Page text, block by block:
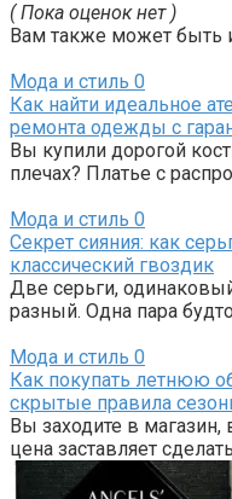
( Пока оценок нет )
Вам также может быть
Мода и стиль 0
Как найти идеальное
ремонта одежды с
Вы купили дорогой
плечах? Платье с
Мода и стиль 0
Секрет сияния: как
классический гвоздик
Две серьги,
разный. Одна пара
Мода и стиль 0
Как покупать летнюю
скрытые правила
Вы заходите в
цена заставляет